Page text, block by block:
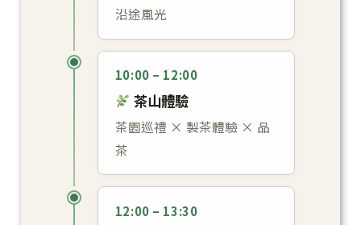
沿途風光
10:00 – 12:00
茶山體驗
茶園巡禮 × 製茶體驗 × 品
茶
12:00 – 13:30